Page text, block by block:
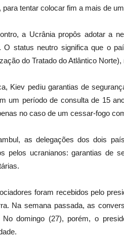
para tentar colocar fim a mais de
a Ucrânia propôs adotar a
O status neutro significa que o
do Tratado do Atlântico
Kiev pediu garantias de
um período de consulta de 15
no caso de um cessar-fogo
as delegações dos dois
pelos ucranianos: garantias de
foram recebidos pelo
Na semana passada, as
No domingo (27), porém, o